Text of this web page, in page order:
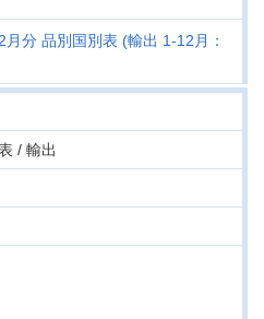
月分 品別国別表 (輸出 1-12月：
/ 輸出